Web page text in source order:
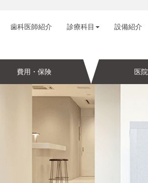
歯科医師紹介 診療科目 設備紹介
費用・保険 医